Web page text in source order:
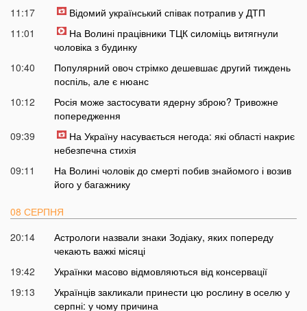
11:17
Відомий український співак потрапив у ДТП
11:01
На Волині працівники ТЦК силоміць витягнули
чоловіка з будинку
10:40
Популярний овоч стрімко дешевшає другий тиждень
поспіль, але є нюанс
10:12
Росія може застосувати ядерну зброю? Тривожне
попередження
09:39
На Україну насувається негода: які області накриє
небезпечна стихія
09:11
На Волині чоловік до смерті побив знайомого і возив
його у багажнику
08 СЕРПНЯ
20:14
Астрологи назвали знаки Зодіаку, яких попереду
чекають важкі місяці
19:42
Українки масово відмовляються від консервації
19:13
Українців закликали принести цю рослину в оселю у
серпні: у чому причина